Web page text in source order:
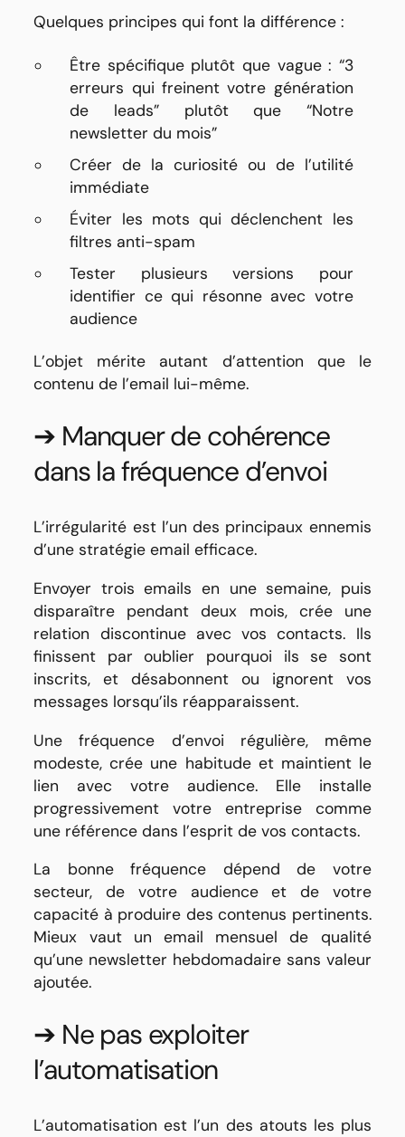
Quelques principes qui font la différence :
Être spécifique plutôt que vague : “3
erreurs qui freinent votre génération
de leads” plutôt que “Notre
newsletter du mois”
Créer de la curiosité ou de l’utilité
immédiate
Éviter les mots qui déclenchent les
filtres anti-spam
Tester plusieurs versions pour
identifier ce qui résonne avec votre
audience
L’objet mérite autant d’attention que le
contenu de l’email lui-même.
➔ Manquer de cohérence
dans la fréquence d’envoi
L’irrégularité est l’un des principaux ennemis
d’une stratégie email efficace.
Envoyer trois emails en une semaine, puis
disparaître pendant deux mois, crée une
relation discontinue avec vos contacts. Ils
finissent par oublier pourquoi ils se sont
inscrits, et désabonnent ou ignorent vos
messages lorsqu’ils réapparaissent.
Une fréquence d’envoi régulière, même
modeste, crée une habitude et maintient le
lien avec votre audience. Elle installe
progressivement votre entreprise comme
une référence dans l’esprit de vos contacts.
La bonne fréquence dépend de votre
secteur, de votre audience et de votre
capacité à produire des contenus pertinents.
Mieux vaut un email mensuel de qualité
qu’une newsletter hebdomadaire sans valeur
ajoutée.
➔ Ne pas exploiter
l’automatisation
L’automatisation est l’un des atouts les plus